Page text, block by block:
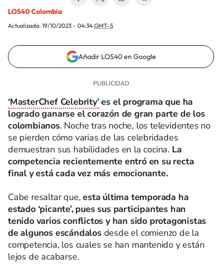
LOS40 Colombia
Actualizada: 19/10/2023 - 04:34 GMT-5
Añadir LOS40 en Google
‘MasterChef Celebrity’es el programa que ha
logrado ganarse el corazón de gran parte de los
colombianos. Noche tras noche, los televidentes no
se pierden cómo varias de las celebridades
demuestran sus habilidades en la cocina. La
competencia recientemente entró en su recta
final y está cada vez más emocionante.
Cabe resaltar que,esta última temporada ha
estado ‘picante’, pues sus participantes han
tenido varios conflictos y han sido protagonistas
de algunos escándalosdesde el comienzo de la
competencia, los cuales se han mantenido y están
lejos de acabarse.